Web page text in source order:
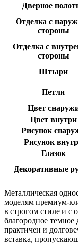
Дверное
Отделка с
стороны
Отделка с
стороны
Штыри
Петли
Цвет
Цвет внутри
Рисунок
Рисунок
Глазок
Декоративные
Металлическая
моделям премиум-
в строгом стиле и
благородное темное
практичен и
вставка,